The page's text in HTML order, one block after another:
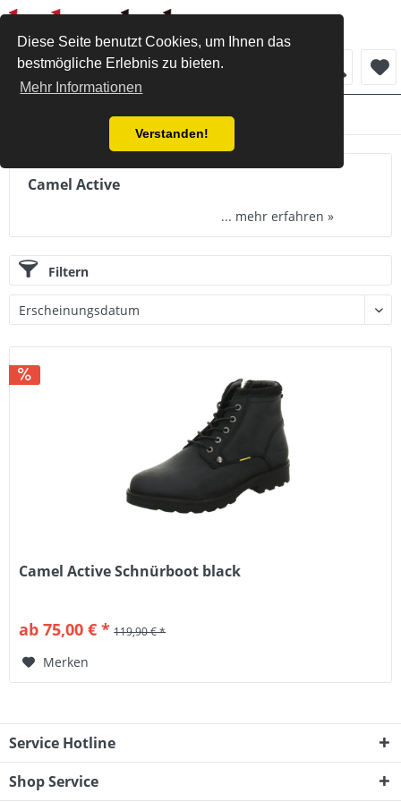
Diese Seite benutzt Cookies, um Ihnen das
bestmögliche Erlebnis zu bieten.
Mehr Informationen
Verstanden!
Menü
Camel Active
... mehr erfahren »
Filtern
Camel Active Schnürboot black
ab 75,00 € * 119,90 € *
Merken
Service Hotline
Shop Service